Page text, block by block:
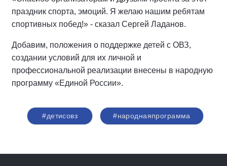
праздник спорта, эмоций. Я желаю нашим ребятам
спортивных побед!» - сказал Сергей Ладанов.
Добавим, положения о поддержке детей с ОВЗ,
создании условий для их личной и
профессиональной реализации внесены в народную
программу «Единой России».
#детисовз #народнаяпрограмма